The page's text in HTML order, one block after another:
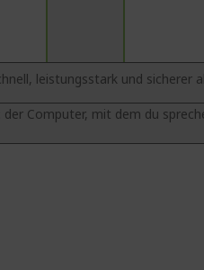
leistungsstark und sicherer
der Computer, mit dem du